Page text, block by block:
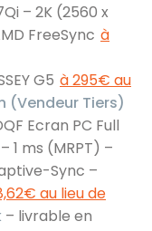
– 2K (2560 x
FreeSync à
G5 à 295€ au
(Vendeur Tiers)
Ecran PC Full
1 ms (MRPT) –
Sync –
au lieu de
– livrable en